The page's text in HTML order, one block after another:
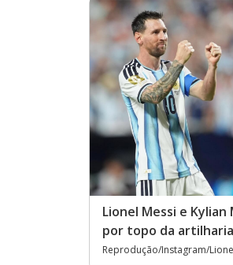
Lionel Messi e
por topo da artilharia
Reprodução/Instagram/